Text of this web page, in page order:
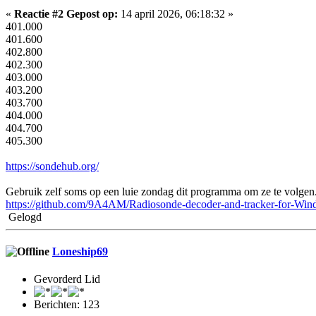
« Reactie #2 Gepost op: 14 april 2026, 06:18:32 »
401.000
401.600
402.800
402.300
403.000
403.200
403.700
404.000
404.700
405.300
https://sondehub.org/
Gebruik zelf soms op een luie zondag dit programma om ze te volgen.
https://github.com/9A4AM/Radiosonde-decoder-and-tracker-for-
Gelogd
Loneship69
Gevorderd Lid
Berichten: 123